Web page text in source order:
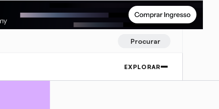
Procurar
EXPLORAR